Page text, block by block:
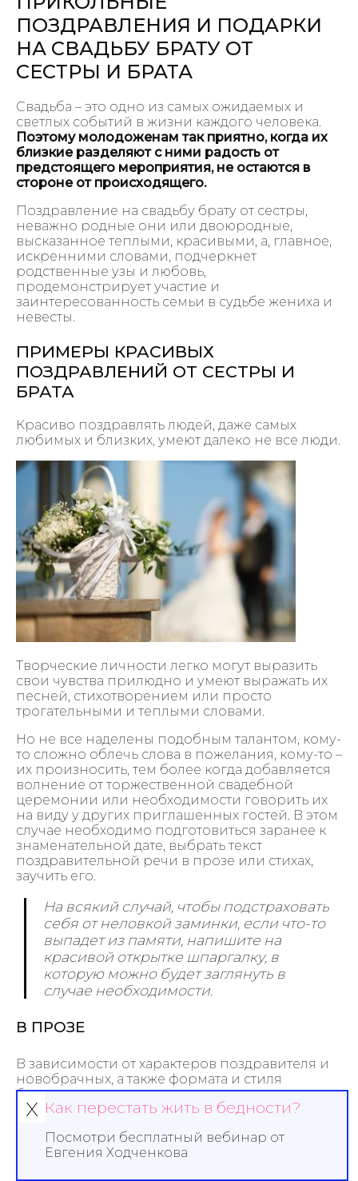
ПОЗДРАВЛЕНИЯ И ПОДАРКИ
НА СВАДЬБУ БРАТУ ОТ
СЕСТРЫ И БРАТА
Свадьба – это одно из самых ожидаемых и
светлых событий в жизни каждого человека.
Поэтому молодоженам так приятно, когда их
близкие разделяют с ними радость от
предстоящего мероприятия, не остаются в
стороне от происходящего.
Поздравление на свадьбу брату от сестры,
неважно родные они или двоюродные,
высказанное теплыми, красивыми, а, главное,
искренними словами, подчеркнет
родственные узы и любовь,
продемонстрирует участие и
заинтересованность семьи в судьбе жениха и
невесты.
ПРИМЕРЫ КРАСИВЫХ
ПОЗДРАВЛЕНИЙ ОТ СЕСТРЫ И
БРАТА
Красиво поздравлять людей, даже самых
любимых и близких, умеют далеко не все люди.
Творческие личности легко могут выразить
свои чувства прилюдно и умеют выражать их
песней, стихотворением или просто
трогательными и теплыми словами.
Но не все наделены подобным талантом, кому-
то сложно облечь слова в пожелания, кому-то –
их произносить, тем более когда добавляется
волнение от торжественной свадебной
церемонии или необходимости говорить их
на виду у других приглашенных гостей. В этом
случае необходимо подготовиться заранее к
знаменательной дате, выбрать текст
поздравительной речи в прозе или стихах,
заучить его.
На всякий случай, чтобы подстраховать
себя от неловкой заминки, если что-то
выпадет из памяти, напишите на
красивой открытке шпаргалку, в
которую можно будет заглянуть в
случае необходимости.
В ПРОЗЕ
В зависимости от характеров поздравителя и
новобрачных, а также формата и стиля
бракосочетания поздравительные слова могут
быть трогательными, теплыми и нежными или
Можно воспользоваться готовыми шаблонами
или на их основе придумать свой вариант.
х Как перестать жить в бедности?
Посмотри бесплатный вебинар от
Евгения Ходченкова